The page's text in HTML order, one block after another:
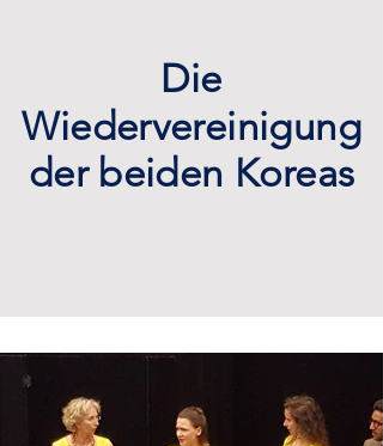
Die
Wiedervereinigung
der beiden Koreas